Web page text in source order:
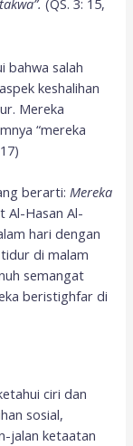
(QS. 3: 15,
bahwa salah
keshalihan
Mereka
“mereka
berarti:Mereka
Al-Hasan Al-
hari dengan
di malam
semangat
beristighfar di
ciri dan
sosial,
jalan ketaatan